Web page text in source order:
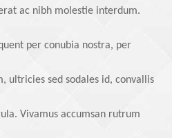
ac nibh molestie interdum.
per conubia nostra, per
ultricies sed sodales id, convallis
Vivamus accumsan rutrum